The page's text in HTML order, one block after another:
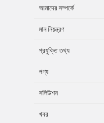
আমাদের সম্পর্কে
মান নিয়ন্ত্রণ
প্রযুক্তি তথ্য
পণ্য
সলিউশন
খবর